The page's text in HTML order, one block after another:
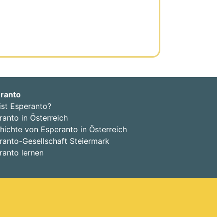
Esperanto?
in Österreich
von Esperanto in Österreich
Gesellschaft Steiermark
lernen